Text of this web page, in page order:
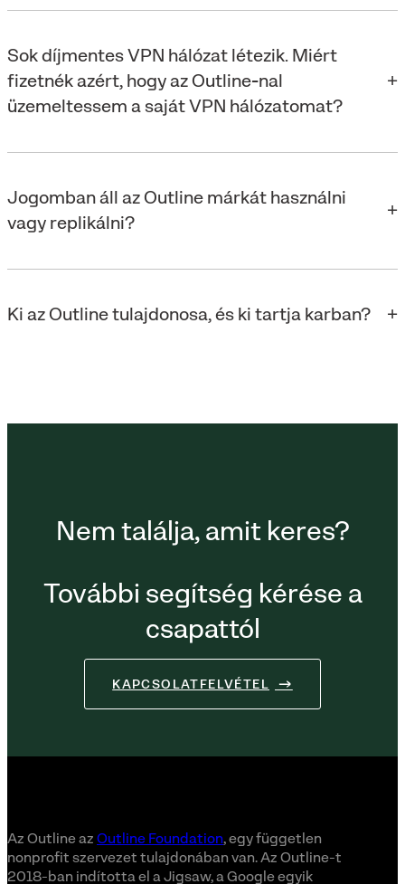
Sok díjmentes VPN hálózat létezik. Miért
fizetnék azért, hogy az Outline-nal
üzemeltessem a saját VPN hálózatomat?
Jogomban áll az Outline márkát használni
vagy replikálni?
Ki az Outline tulajdonosa, és ki tartja karban?
Nem találja, amit keres?
További segítség kérése a
csapattól
KAPCSOLATFELVÉTEL
Az Outline azOutline Foundation, egy független
nonprofit szervezet tulajdonában van. Az Outline-t
2018-ban indította el a Jigsaw, a Google egyik